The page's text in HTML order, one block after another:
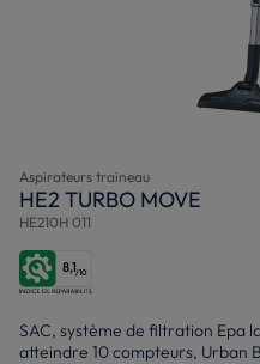
Aspirateurs traineau
HE2 TURBO MOVE
HE210H 011
8,1/10
SAC, système de filtration Epa
atteindre 10 compteurs, Urban